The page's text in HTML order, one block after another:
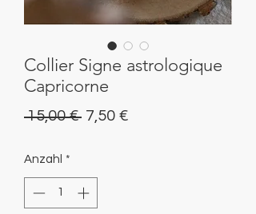
Collier Signe astrologique
Capricorne
15,00 € Standardpreis
7,50 €Sale-
Anzahl *